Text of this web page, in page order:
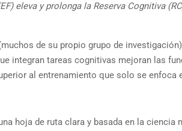
eleva y prolonga la Reserva Cognitiva
de su propio grupo de
integran tareas cognitivas mejoran las
al entrenamiento que solo se enfoca
hoja de ruta clara y basada en la ciencia